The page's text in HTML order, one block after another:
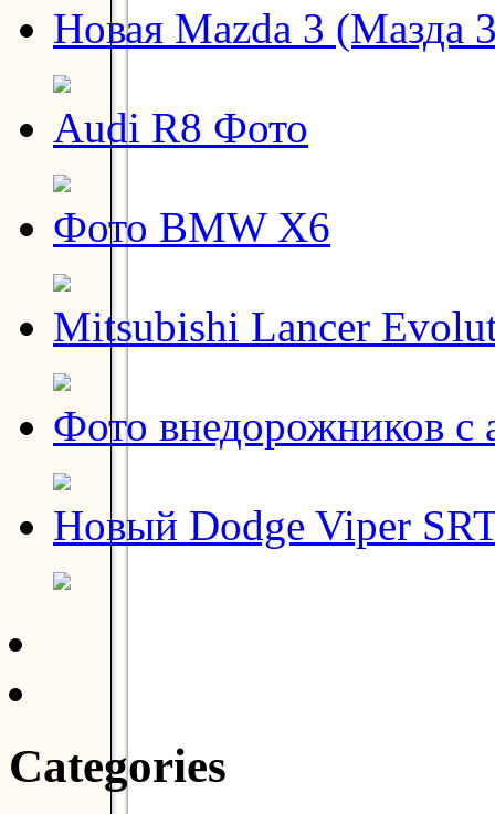
Новая Mazda 3 (Мазда
Audi R8 Фото
Фото BMW X6
Mitsubishi Lancer
Фото внедорожников с
Новый Dodge Viper
Categories